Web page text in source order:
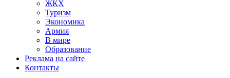
ЖКХ
Туризм
Экономика
Армия
В мире
Образование
Реклама на сайте
Контакты